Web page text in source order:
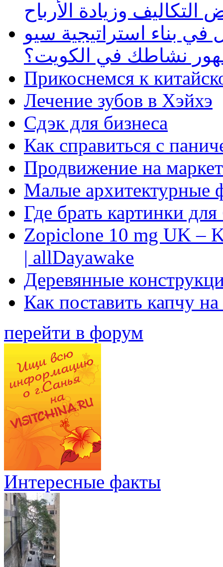
وزيادة الأرباح
بناء استراتيجية سيو
نشاطك في الكويت؟
Прикоснемся к
Лечение зубов в Хэйхэ
Сдэк для бизнеса
Как справиться с
Продвижение на
Малые архитектурные
Где брать картинки
Zopiclone 10 mg UK –
| allDayawake
Деревянные
Как поставить капчу
перейти в форум
Интересные факты